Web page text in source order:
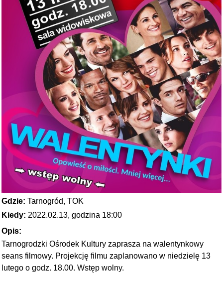
Gdzie: Tarnogród, TOK
Kiedy: 2022.02.13, godzina 18:00
Opis:
Tarnogrodzki Ośrodek Kultury zaprasza na walentynkowy
seans filmowy. Projekcję filmu zaplanowano w niedzielę 13
lutego o godz. 18.00. Wstęp wolny.